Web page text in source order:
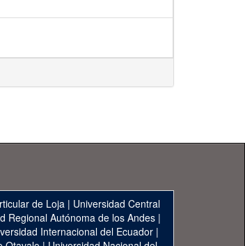
de Loja | Universidad Central
Regional Autónoma de los Andes|
Internacional del Ecuador|